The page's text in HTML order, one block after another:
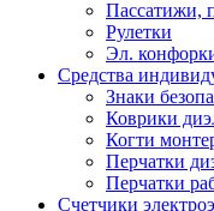
Пассатижи,
Рулетки
Эл.
Средства
Знаки
Коврики
Когти
Перчатки
Перчатки
Счетчики